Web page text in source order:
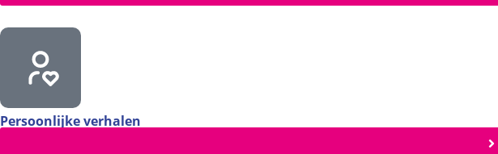
Persoonlijke verhalen